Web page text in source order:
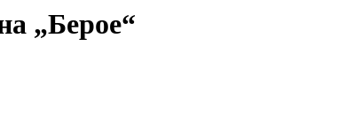
„Берое“